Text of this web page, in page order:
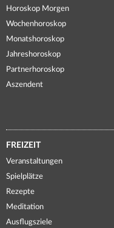
Horoskop Morgen
Wochenhoroskop
Monatshoroskop
Jahreshoroskop
Partnerhoroskop
Aszendent
FREIZEIT
Veranstaltungen
Spielplätze
Rezepte
Meditation
Ausflugsziele